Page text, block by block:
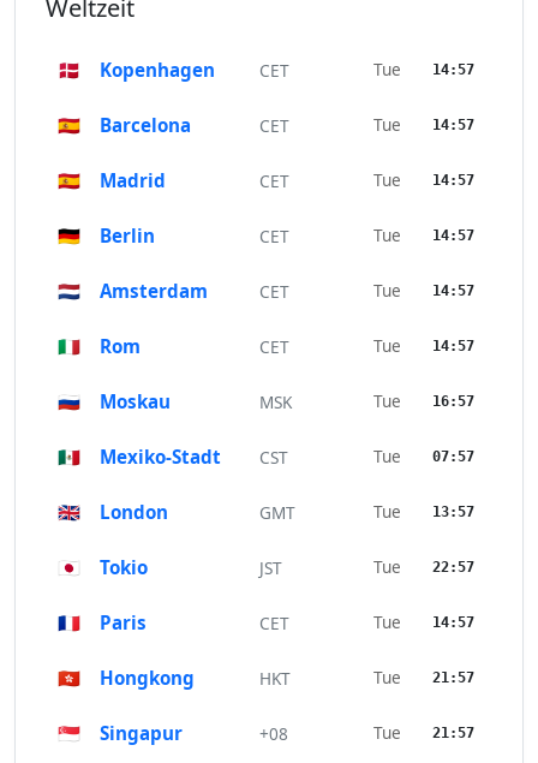
Weltzeit
🇩🇰 Kopenhagen CET Tue 14:57
🇪🇸 Barcelona CET Tue 14:57
🇪🇸 Madrid CET Tue 14:57
🇩🇪 Berlin CET Tue 14:57
🇳🇱 Amsterdam CET Tue 14:57
🇮🇹 Rom CET Tue 14:57
🇷🇺 Moskau MSK Tue 16:57
🇲🇽 Mexiko-Stadt CST Tue 07:57
🇬🇧 London GMT Tue 13:57
🇯🇵 Tokio JST Tue 22:57
🇫🇷 Paris CET Tue 14:57
🇭🇰 Hongkong HKT Tue 21:57
🇸🇬 Singapur +08 Tue 21:57